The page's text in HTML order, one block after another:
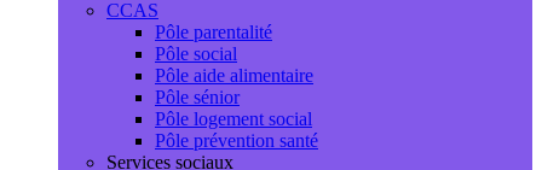
CCAS
Pôle parentalité
Pôle social
Pôle aide alimentaire
Pôle sénior
Pôle logement social
Pôle prévention santé
Services sociaux